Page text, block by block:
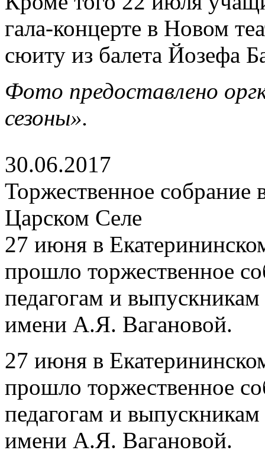
гала-концерте в Новом
сюиту из балета Йозефа
Фото предоставлено
сезоны».
30.06.2017
Торжественное собрание
Царском Селе
27 июня в
прошло торжественное
педагогам и
имени А.Я. Вагановой.
27 июня в
прошло торжественное
педагогам и
имени А.Я. Вагановой.